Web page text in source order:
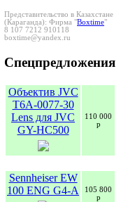
Представительство в Казахстане
(Караганда): Фирма "Boxtime"
8 107 7212 910118
boxtime@yandex.ru
Спецпредложения
Объектив JVC
T6A-0077-30
Lens для JVC
GY-HC500
110 000
р
Sennheiser EW
100 ENG G4-A
105 800
р